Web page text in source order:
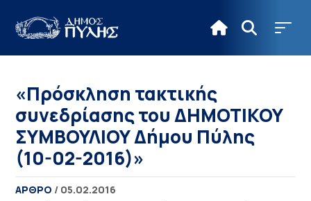
«Πρόσκληση τακτικής
συνεδρίασης του ΔΗΜΟΤΙΚΟΥ
ΣΥΜΒΟΥΛΙΟΥ Δήμου Πύλης
(10-02-2016)»
ΑΡΘΡΟ / 05.02.2016